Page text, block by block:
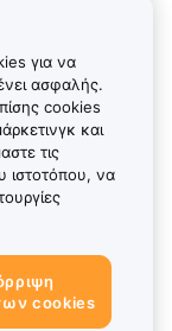
για να
ασφαλής.
cookies
και
τις
ιστοτόπου, να
cookies